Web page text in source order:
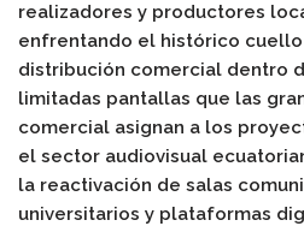
realizadores y productores
enfrentando el histórico
distribución comercial dentro
limitadas pantallas que las
comercial asignan a los
el sector audiovisual
la reactivación de salas
universitarios y plataformas